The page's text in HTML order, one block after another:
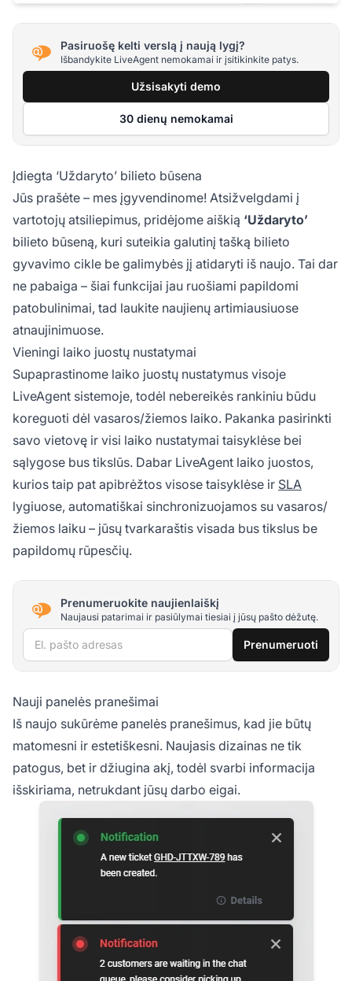
Pasiruošę kelti verslą į naują lygį?
Išbandykite LiveAgent nemokamai ir įsitikinkite patys.
Užsisakyti demo
30 dienų nemokamai
Įdiegta ‘Uždaryto’ bilieto būsena
Jūs prašėte – mes įgyvendinome! Atsižvelgdami į
vartotojų atsiliepimus, pridėjome aiškią ‘Uždaryto’
bilieto būseną, kuri suteikia galutinį tašką bilieto
gyvavimo cikle be galimybės jį atidaryti iš naujo. Tai dar
ne pabaiga – šiai funkcijai jau ruošiami papildomi
patobulinimai, tad laukite naujienų artimiausiuose
atnaujinimuose.
Vieningi laiko juostų nustatymai
Supaprastinome laiko juostų nustatymus visoje
LiveAgent sistemoje, todėl nebereikės rankiniu būdu
koreguoti dėl vasaros/žiemos laiko. Pakanka pasirinkti
savo vietovę ir visi laiko nustatymai taisyklėse bei
sąlygose bus tikslūs. Dabar LiveAgent laiko juostos,
kurios taip pat apibrėžtos visose taisyklėse ir SLA
lygiuose, automatiškai sinchronizuojamos su vasaros/
žiemos laiku – jūsų tvarkaraštis visada bus tikslus be
papildomų rūpesčių.
Prenumeruokite naujienlaiškį
Naujausi patarimai ir pasiūlymai tiesiai į jūsų pašto dėžutę.
El. pašto adresas Prenumeruoti
Nauji panelės pranešimai
Iš naujo sukūrėme panelės pranešimus, kad jie būtų
matomesni ir estetiškesni. Naujasis dizainas ne tik
patogus, bet ir džiugina akį, todėl svarbi informacija
išskiriama, netrukdant jūsų darbo eigai.